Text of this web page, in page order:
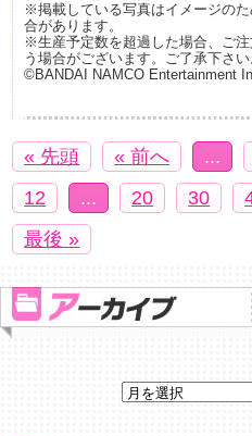
※掲載している写真はイメージの
合があります。
※生産予定数を超過した場合、ご
う場合がございます。ご了承下さい
©BANDAI NAMCO Entertainment
« 先頭 « 前へ ...
12
... 20 30
最後 »